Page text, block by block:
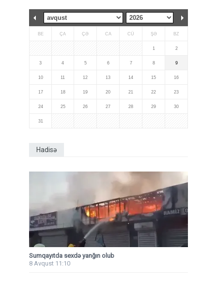
BE ÇA ÇƏ CA CÜ ŞƏ BZ
1 2
3 4 5 6 7 8 9
10 11 12 13 14 15 16
17 18 19 20 21 22 23
24 25 26 27 28 29 30
31
Hadisə
Sumqayıtda sexdə yanğın olub
8 Avqust 11:10